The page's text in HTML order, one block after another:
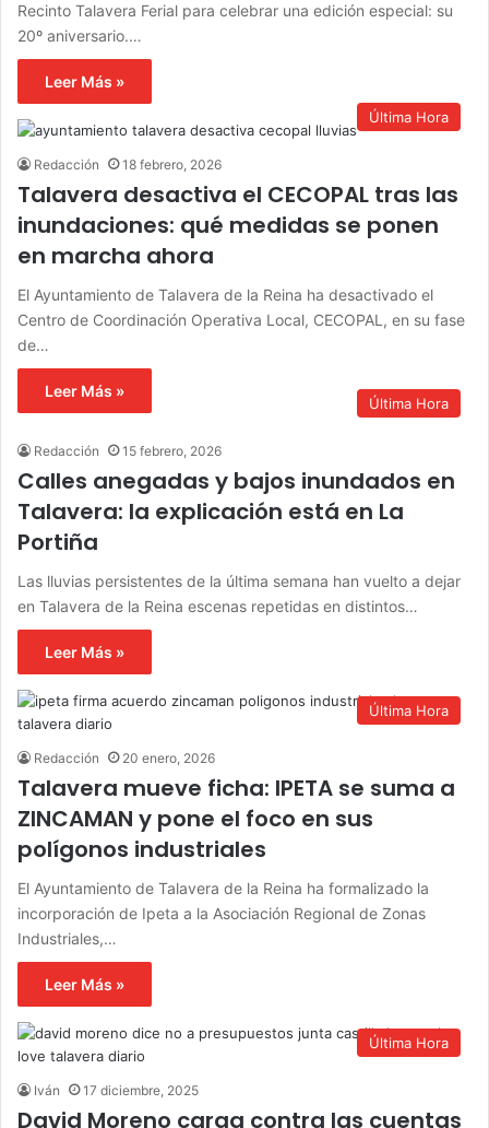
Recinto Talavera Ferial para celebrar una edición especial: su
20º aniversario.…
Leer Más »
Última Hora
Redacción 18 febrero, 2026
Talavera desactiva el CECOPAL tras las
inundaciones: qué medidas se ponen
en marcha ahora
El Ayuntamiento de Talavera de la Reina ha desactivado el
Centro de Coordinación Operativa Local, CECOPAL, en su fase
de…
Leer Más »
Última Hora
Redacción 15 febrero, 2026
Calles anegadas y bajos inundados en
Talavera: la explicación está en La
Portiña
Las lluvias persistentes de la última semana han vuelto a dejar
en Talavera de la Reina escenas repetidas en distintos…
Leer Más »
Última Hora
Redacción 20 enero, 2026
Talavera mueve ficha: IPETA se suma a
ZINCAMAN y pone el foco en sus
polígonos industriales
El Ayuntamiento de Talavera de la Reina ha formalizado la
incorporación de Ipeta a la Asociación Regional de Zonas
Industriales,…
Leer Más »
Última Hora
Iván 17 diciembre, 2025
David Moreno carga contra las cuentas